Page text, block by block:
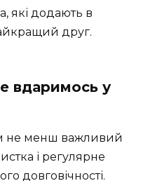
які додають в
друг.
вдаримось у
не менш важливий
і регулярне
довговічності.